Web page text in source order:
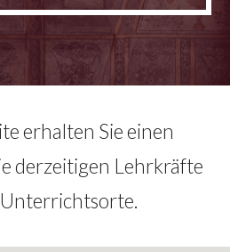
erhalten Sie einen
derzeitigen Lehrkräfte